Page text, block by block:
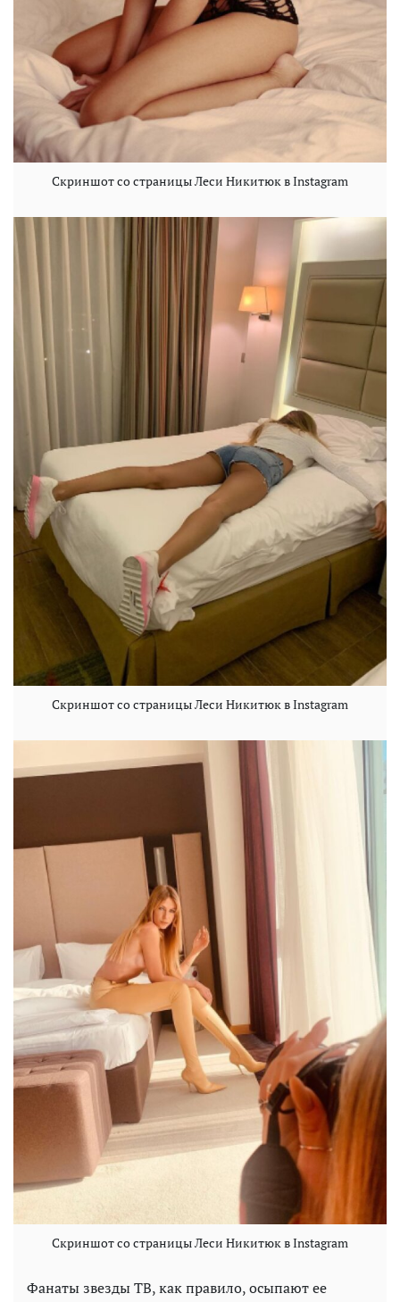
Скриншот со страницы Леси Никитюк в Instagram
Скриншот со страницы Леси Никитюк в Instagram
Скриншот со страницы Леси Никитюк в Instagram
Фанаты звезды ТВ, как правило, осыпают ее